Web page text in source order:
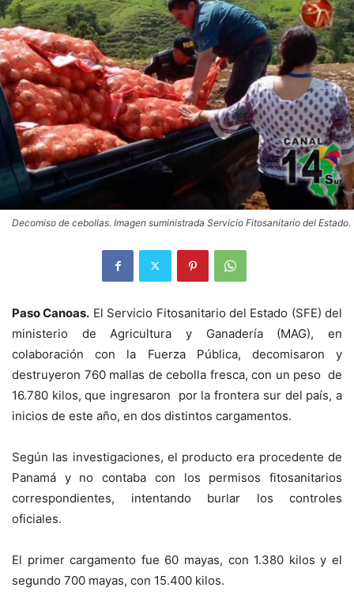
Decomiso de cebollas. Imagen suministrada Servicio Fitosanitario del Estado.
Paso Canoas. El Servicio Fitosanitario del Estado (SFE) del
ministerio de Agricultura y Ganadería (MAG), en
colaboración con la Fuerza Pública, decomisaron y
destruyeron 760 mallas de cebolla fresca, con un peso de
16.780 kilos, que ingresaron por la frontera sur del país, a
inicios de este año, en dos distintos cargamentos.
Según las investigaciones, el producto era procedente de
Panamá y no contaba con los permisos fitosanitarios
correspondientes, intentando burlar los controles
oficiales.
El primer cargamento fue 60 mayas, con 1.380 kilos y el
segundo 700 mayas, con 15.400 kilos.